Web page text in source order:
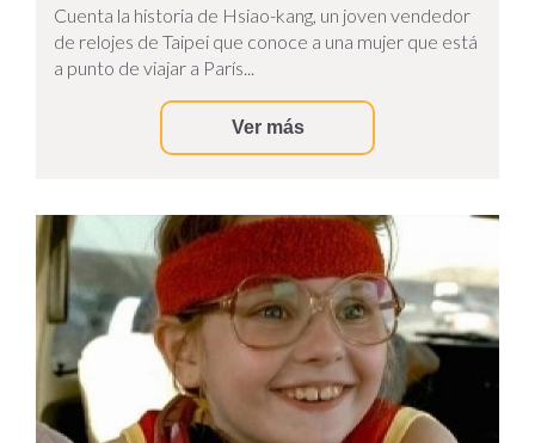
Cuenta la historia de Hsiao-kang, un joven vendedor
de relojes de Taipei que conoce a una mujer que está
a punto de viajar a París...
Ver más